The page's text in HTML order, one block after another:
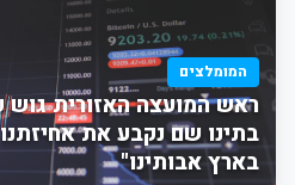
המומלצים
ראש המועצה האזורית גוש
בתינו שם נקבע את
בארץ אבותינו"